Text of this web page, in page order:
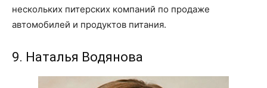
нескольких питерских компаний по продаже
автомобилей и продуктов питания.
9. Наталья Водянова